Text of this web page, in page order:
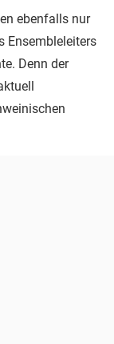
ebenfalls nur
Ensembleleiters
Denn der